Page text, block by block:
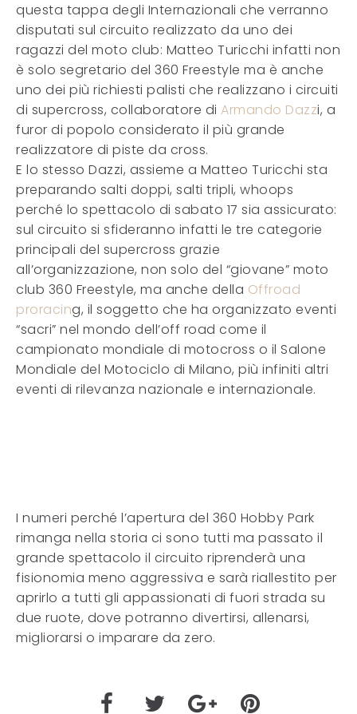
questa tappa degli Internazionali che verranno
disputati sul circuito realizzato da uno dei
ragazzi del moto club: Matteo Turicchi infatti non
è solo segretario del 360 Freestyle ma è anche
uno dei più richiesti palisti che realizzano i circuiti
di supercross, collaboratore di Armando Dazzi, a
furor di popolo considerato il più grande
realizzatore di piste da cross.
E lo stesso Dazzi, assieme a Matteo Turicchi sta
preparando salti doppi, salti tripli, whoops
perché lo spettacolo di sabato 17 sia assicurato:
sul circuito si sfideranno infatti le tre categorie
principali del supercross grazie
all’organizzazione, non solo del “giovane” moto
club 360 Freestyle, ma anche della Offroad
proracing, il soggetto che ha organizzato eventi
“sacri” nel mondo dell’off road come il
campionato mondiale di motocross o il Salone
Mondiale del Motociclo di Milano, più infiniti altri
eventi di rilevanza nazionale e internazionale.
I numeri perché l’apertura del 360 Hobby Park
rimanga nella storia ci sono tutti ma passato il
grande spettacolo il circuito riprenderà una
fisionomia meno aggressiva e sarà riallestito per
aprirlo a tutti gli appassionati di fuori strada su
due ruote, dove potranno divertirsi, allenarsi,
migliorarsi o imparare da zero.